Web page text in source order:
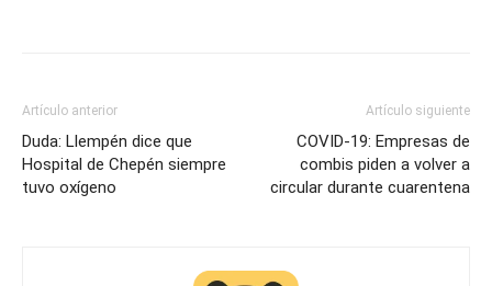
Artículo anterior
Duda: Llempén dice que
Hospital de Chepén siempre
tuvo oxígeno
Artículo siguiente
COVID-19: Empresas de
combis piden a volver a
circular durante cuarentena